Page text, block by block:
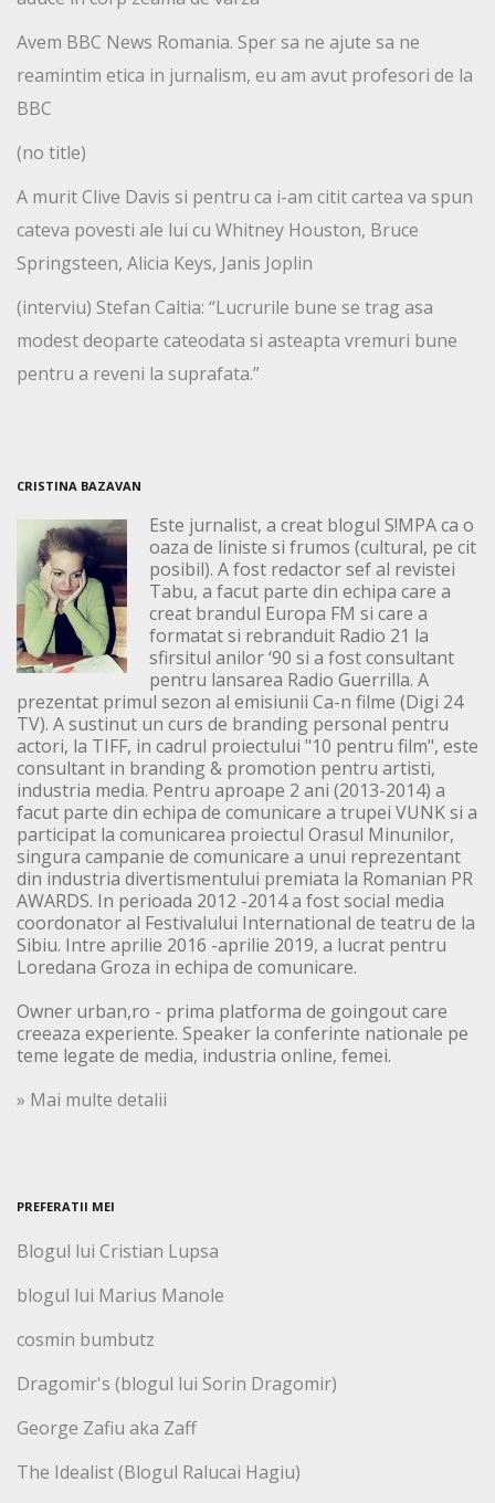
Avem BBC News Romania. Sper sa ne ajute sa ne
reamintim etica in jurnalism, eu am avut profesori de la
BBC
(no title)
A murit Clive Davis si pentru ca i-am citit cartea va spun
cateva povesti ale lui cu Whitney Houston, Bruce
Springsteen, Alicia Keys, Janis Joplin
(interviu) Stefan Caltia: “Lucrurile bune se trag asa
modest deoparte cateodata si asteapta vremuri bune
pentru a reveni la suprafata.”
CRISTINA BAZAVAN
Este jurnalist, a creat blogul S!MPA ca o
oaza de liniste si frumos (cultural, pe cit
posibil). A fost redactor sef al revistei
Tabu, a facut parte din echipa care a
creat brandul Europa FM si care a
formatat si rebranduit Radio 21 la
sfirsitul anilor ‘90 si a fost consultant
pentru lansarea Radio Guerrilla. A
prezentat primul sezon al emisiunii Ca-n filme (Digi 24
TV). A sustinut un curs de branding personal pentru
actori, la TIFF, in cadrul proiectului "10 pentru film", este
consultant in branding & promotion pentru artisti,
industria media. Pentru aproape 2 ani (2013-2014) a
facut parte din echipa de comunicare a trupei VUNK si a
participat la comunicarea proiectul Orasul Minunilor,
singura campanie de comunicare a unui reprezentant
din industria divertismentului premiata la Romanian PR
AWARDS. In perioada 2012 -2014 a fost social media
coordonator al Festivalului International de teatru de la
Sibiu. Intre aprilie 2016 -aprilie 2019, a lucrat pentru
Loredana Groza in echipa de comunicare.
Owner urban,ro - prima platforma de goingout care
creeaza experiente. Speaker la conferinte nationale pe
teme legate de media, industria online, femei.
» Mai multe detalii
PREFERATII MEI
Blogul lui Cristian Lupsa
blogul lui Marius Manole
cosmin bumbutz
Dragomir's (blogul lui Sorin Dragomir)
George Zafiu aka Zaff
The Idealist (Blogul Ralucai Hagiu)